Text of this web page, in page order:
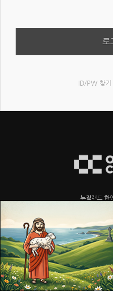
로
ID/PW 찾기
뉴질랜드 한
COPYRIGHT© 2015